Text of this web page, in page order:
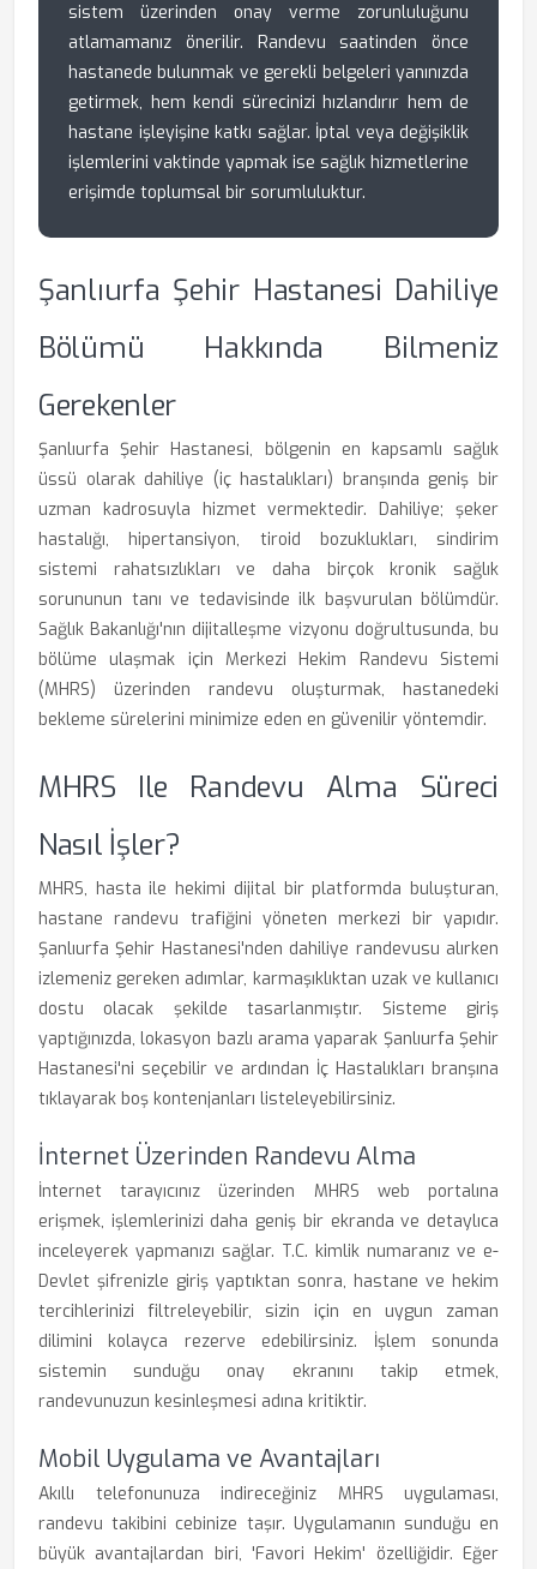
sistem üzerinden onay verme zorunluluğunu
atlamamanız önerilir. Randevu saatinden önce
hastanede bulunmak ve gerekli belgeleri yanınızda
getirmek, hem kendi sürecinizi hızlandırır hem de
hastane işleyişine katkı sağlar. İptal veya değişiklik
işlemlerini vaktinde yapmak ise sağlık hizmetlerine
erişimde toplumsal bir sorumluluktur.
Şanlıurfa Şehir Hastanesi Dahiliye
Bölümü Hakkında Bilmeniz
Gerekenler
Şanlıurfa Şehir Hastanesi, bölgenin en kapsamlı sağlık
üssü olarak dahiliye (iç hastalıkları) branşında geniş bir
uzman kadrosuyla hizmet vermektedir. Dahiliye; şeker
hastalığı, hipertansiyon, tiroid bozuklukları, sindirim
sistemi rahatsızlıkları ve daha birçok kronik sağlık
sorununun tanı ve tedavisinde ilk başvurulan bölümdür.
Sağlık Bakanlığı'nın dijitalleşme vizyonu doğrultusunda, bu
bölüme ulaşmak için Merkezi Hekim Randevu Sistemi
(MHRS) üzerinden randevu oluşturmak, hastanedeki
bekleme sürelerini minimize eden en güvenilir yöntemdir.
MHRS Ile Randevu Alma Süreci
Nasıl İşler?
MHRS, hasta ile hekimi dijital bir platformda buluşturan,
hastane randevu trafiğini yöneten merkezi bir yapıdır.
Şanlıurfa Şehir Hastanesi'nden dahiliye randevusu alırken
izlemeniz gereken adımlar, karmaşıklıktan uzak ve kullanıcı
dostu olacak şekilde tasarlanmıştır. Sisteme giriş
yaptığınızda, lokasyon bazlı arama yaparak Şanlıurfa Şehir
Hastanesi'ni seçebilir ve ardından İç Hastalıkları branşına
tıklayarak boş kontenjanları listeleyebilirsiniz.
İnternet Üzerinden Randevu Alma
İnternet tarayıcınız üzerinden MHRS web portalına
erişmek, işlemlerinizi daha geniş bir ekranda ve detaylıca
inceleyerek yapmanızı sağlar. T.C. kimlik numaranız ve e-
Devlet şifrenizle giriş yaptıktan sonra, hastane ve hekim
tercihlerinizi filtreleyebilir, sizin için en uygun zaman
dilimini kolayca rezerve edebilirsiniz. İşlem sonunda
sistemin sunduğu onay ekranını takip etmek,
randevunuzun kesinleşmesi adına kritiktir.
Mobil Uygulama ve Avantajları
Akıllı telefonunuza indireceğiniz MHRS uygulaması,
randevu takibini cebinize taşır. Uygulamanın sunduğu en
büyük avantajlardan biri, 'Favori Hekim' özelliğidir. Eğer